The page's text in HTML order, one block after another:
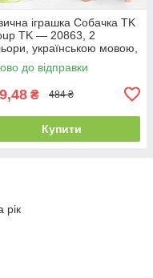
іграшка Собачка TK
TK — 20863, 2
українською мовою,
до відправки
₴ 484 ₴
Купити
рік